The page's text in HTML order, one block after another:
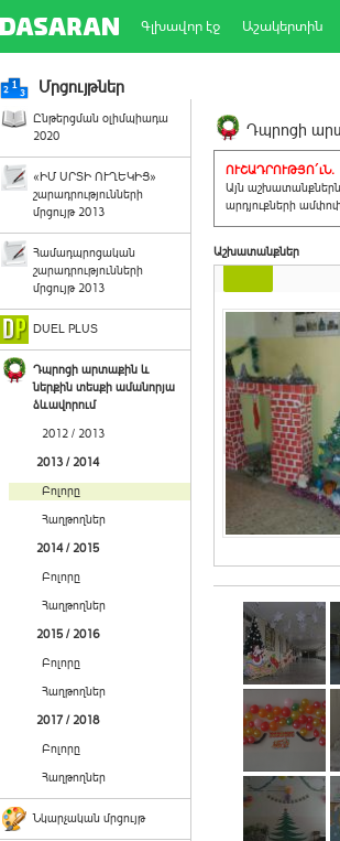
Գլխավոր էջ Աշակերտին
Մրցույթներ
Ընթերցման օլիմպիադա
2020
«ԻՄ ՍՐՏԻ ՈՒՂԵԿԻՑ»
շարադրությունների
մրցույթ 2013
Համադպրոցական
շարադրությունների
մրցույթ 2013
DUEL PLUS
Դպրոցի արտաքին և
ներքին տեսքի ամանորյա
ձևավորում
2012 / 2013
2013 / 2014
Բոլորը
Հաղթողներ
2014 / 2015
Բոլորը
Հաղթողներ
2015 / 2016
Բոլորը
Հաղթողներ
2017 / 2018
Բոլորը
Հաղթողներ
Նկարչական մրցույթ
Դպրոցի
ՈՒՇԱԴՐՈՒԹՅՈ´ւՆ.
Այն
արդյուքների
Աշխատանքներ